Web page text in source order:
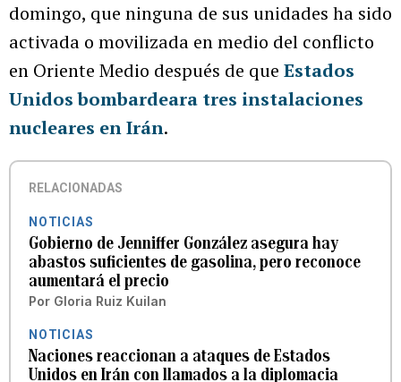
domingo, que ninguna de sus unidades ha sido
activada o movilizada en medio del conflicto
en Oriente Medio después de que Estados
Unidos bombardeara tres instalaciones
nucleares en Irán.
RELACIONADAS
NOTICIAS
Gobierno de Jenniffer González asegura hay
abastos suficientes de gasolina, pero reconoce
aumentará el precio
Por Gloria Ruiz Kuilan
NOTICIAS
Naciones reaccionan a ataques de Estados
Unidos en Irán con llamados a la diplomacia